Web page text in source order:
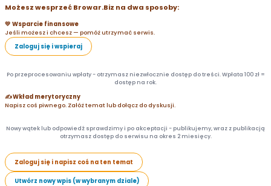
Możesz wesprzeć Browar.Biz na dwa sposoby:
💛 Wsparcie finansowe
Jeśli możesz i chcesz — pomóż utrzymać serwis.
Zaloguj się i wspieraj
Po przeprocesowaniu wpłaty - otrzymasz niezwłocznie dostęp do treści. Wpłata 100 zł =
dostęp na rok.
✍️ Wkład merytoryczny
Napisz coś piwnego. Załóż temat lub dołącz do dyskusji.
Nowy wątek lub odpowiedź sprawdzimy i po akceptacji - publikujemy, wraz z publikacją
otrzymasz dostęp do serwisu na okres 2 miesięcy.
Zaloguj się i napisz coś na ten temat
Utwórz nowy wpis (w wybranym dziale)